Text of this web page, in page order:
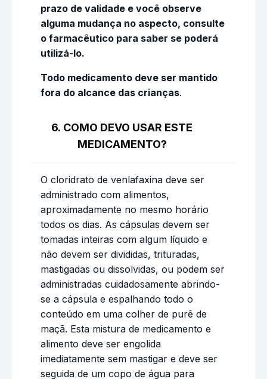
prazo de validade e você observe
alguma mudança no aspecto, consulte
o farmacêutico para saber se poderá
utilizá-lo.
Todo medicamento deve ser mantido
fora do alcance das crianças.
6. COMO DEVO USAR ESTE
MEDICAMENTO?
O cloridrato de venlafaxina deve ser
administrado com alimentos,
aproximadamente no mesmo horário
todos os dias. As cápsulas devem ser
tomadas inteiras com algum líquido e
não devem ser divididas, trituradas,
mastigadas ou dissolvidas, ou podem ser
administradas cuidadosamente abrindo-
se a cápsula e espalhando todo o
conteúdo em uma colher de purê de
maçã. Esta mistura de medicamento e
alimento deve ser engolida
imediatamente sem mastigar e deve ser
seguida de um copo de água para